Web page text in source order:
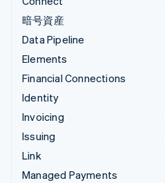
暗号資産
Data Pipeline
Elements
Financial Connections
Identity
Invoicing
Issuing
Link
Managed Payments